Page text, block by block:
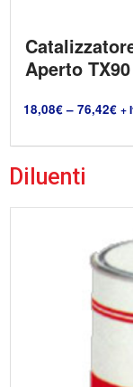
Aperto TX90
18,08€– 76,42€ +
Diluenti